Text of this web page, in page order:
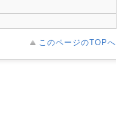
このページのTOPへ